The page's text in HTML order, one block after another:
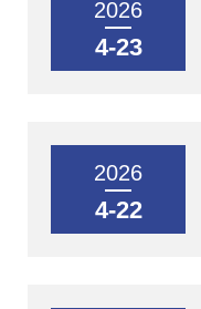
2026
4-23
2026
4-22